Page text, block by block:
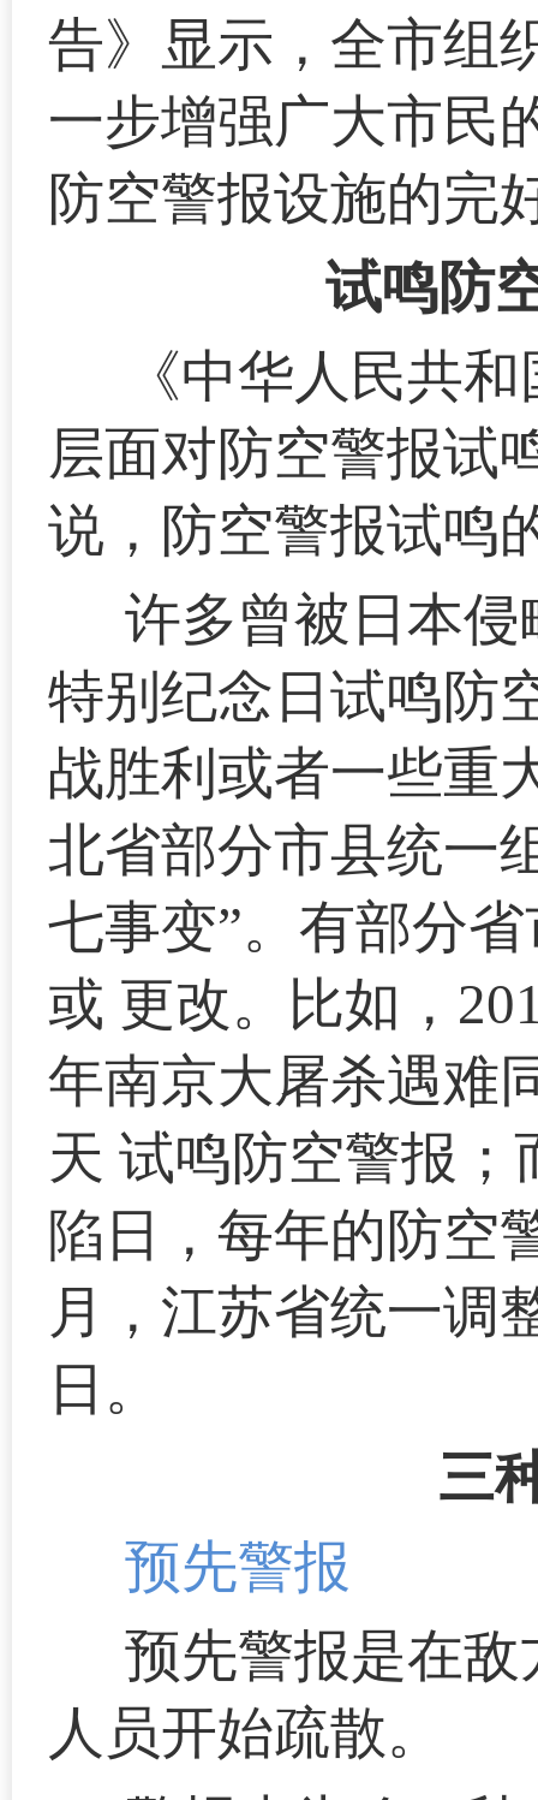
告》显示，全市组
一步增强广大市民
防空警报设施的完
试鸣防
《中华人民共
层面对防空警报试
说，防空警报试鸣
许多曾被日本
特别纪念日试鸣防
战胜利或者一些重
北省部分市县统一
七事变”。有部分
或 更改。比如，
年南京大屠杀遇难
天 试鸣防空警报
陷日，每年的防空
月，江苏省统一调
日。
三
预先警报
预先警报是在
人员开始疏散。